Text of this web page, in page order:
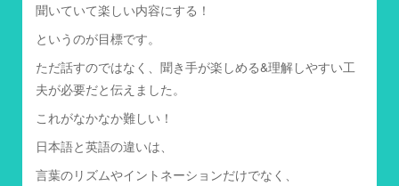
聞いていて楽しい内容にする！
というのが目標です。
ただ話すのではなく、聞き手が楽しめる&理解しやすい工
夫が必要だと伝えました。
これがなかなか難しい！
日本語と英語の違いは、
言葉のリズムやイントネーションだけでなく、